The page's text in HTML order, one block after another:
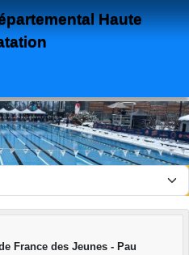
Haute
France des Jeunes - Pau